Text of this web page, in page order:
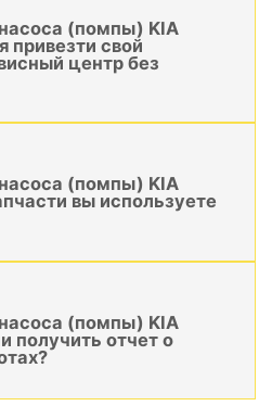
(помпы) KIA
привезти свой
центр без
(помпы) KIA
вы используете
(помпы) KIA
получить отчет о